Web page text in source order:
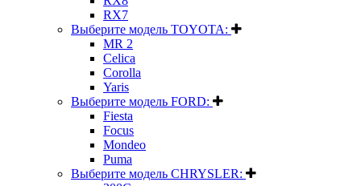
RX7
Выберите модель TOYOTA:
MR 2
Celica
Corolla
Yaris
Выберите модель FORD:
Fiesta
Focus
Mondeo
Puma
Выберите модель CHRYSLER: